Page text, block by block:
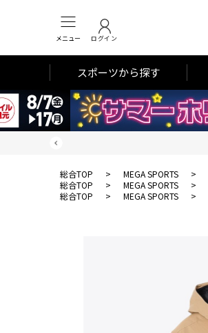
メニュー ログイン
スポーツから探す
総合TOP > MEGA SPORTS >
総合TOP
> MEGA SPORTS >
総合TOP
> MEGA SPORTS >